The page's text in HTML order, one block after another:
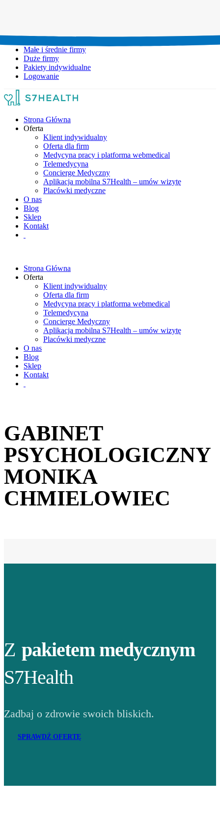
Małe i średnie firmy
Duże firmy
Pakiety indywidualne
Logowanie
Strona Główna
Oferta
Klient indywidualny
Oferta dla firm
Medycyna pracy i platforma webmedical
Telemedycyna
Concierge Medyczny
Aplikacja mobilna S7Health – umów wizytę
Placówki medyczne
O nas
Blog
Sklep
Kontakt
Strona Główna
Oferta
Klient indywidualny
Oferta dla firm
Medycyna pracy i platforma webmedical
Telemedycyna
Concierge Medyczny
Aplikacja mobilna S7Health – umów wizytę
Placówki medyczne
O nas
Blog
Sklep
Kontakt
GABINET
PSYCHOLOGICZNY
MONIKA
CHMIELOWIEC
Z pakietem medycznym
S7Health
Zadbaj o zdrowie swoich bliskich.
SPRAWDŹ OFERTĘ